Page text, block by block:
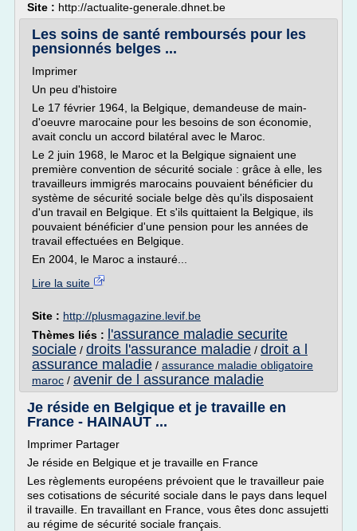
Site : http://actualite-generale.dhnet.be
Les soins de santé remboursés pour les
pensionnés belges ...
Imprimer
Un peu d'histoire
Le 17 février 1964, la Belgique, demandeuse de main-
d'oeuvre marocaine pour les besoins de son économie,
avait conclu un accord bilatéral avec le Maroc.
Le 2 juin 1968, le Maroc et la Belgique signaient une
première convention de sécurité sociale : grâce à elle, les
travailleurs immigrés marocains pouvaient bénéficier du
système de sécurité sociale belge dès qu'ils disposaient
d'un travail en Belgique. Et s'ils quittaient la Belgique, ils
pouvaient bénéficier d'une pension pour les années de
travail effectuées en Belgique.
En 2004, le Maroc a instauré...
Lire la suite
Site : http://plusmagazine.levif.be
Thèmes liés :
l'assurance maladie securite
sociale / droits l'assurance maladie / droit a l
assurance maladie / assurance maladie obligatoire
maroc / avenir de l assurance maladie
Je réside en Belgique et je travaille en
France - HAINAUT ...
Imprimer Partager
Je réside en Belgique et je travaille en France
Les règlements européens prévoient que le travailleur paie
ses cotisations de sécurité sociale dans le pays dans lequel
il travaille. En travaillant en France, vous êtes donc assujetti
au régime de sécurité sociale français.